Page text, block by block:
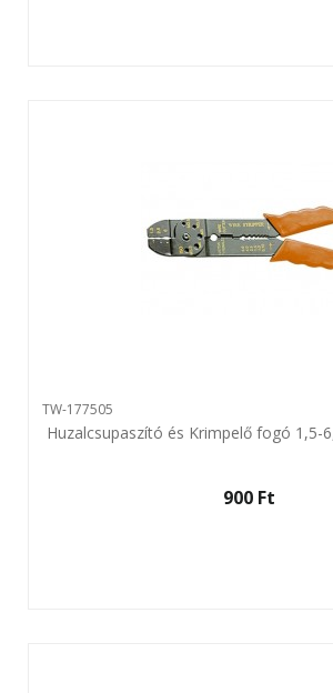
TW-177505
Huzalcsupaszító és Krimpelő fogó 1,5-
900 Ft‎